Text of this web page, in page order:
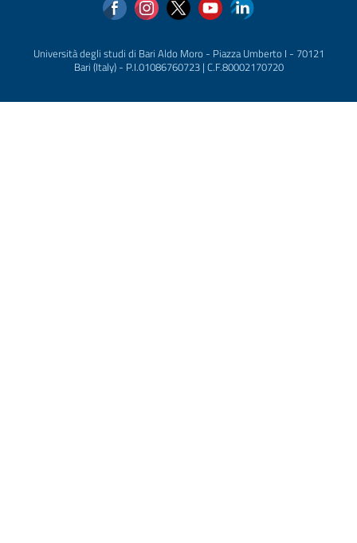
Università degli studi di Bari Aldo Moro - Piazza Umberto I - 70121
Bari (Italy) - P.I.01086760723 | C.F.80002170720